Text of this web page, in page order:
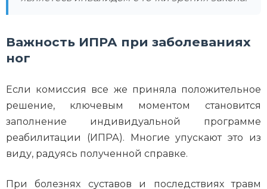
Важность ИПРА при заболеваниях
ног
Если комиссия все же приняла положительное
решение, ключевым моментом становится
заполнение индивидуальной программе
реабилитации (ИПРА). Многие упускают это из
виду, радуясь полученной справке.
При болезнях суставов и последствиях травм